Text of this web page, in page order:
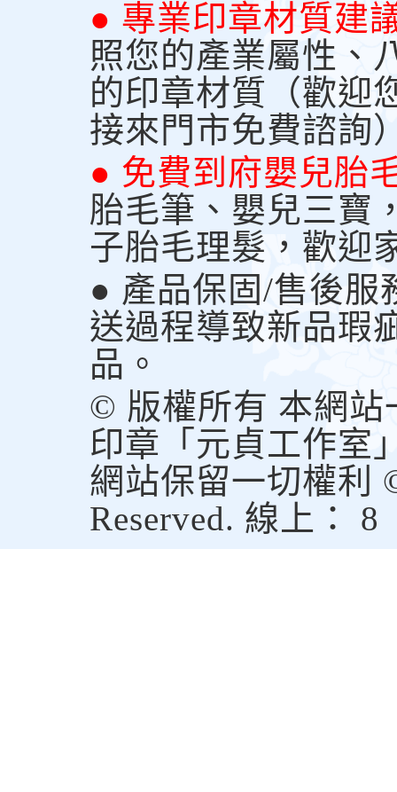
● 專業印章材質建
照您的產業屬性、
的印章材質（歡迎
接來門市免費諮詢
● 免費到府嬰兒胎
胎毛筆、嬰兒三寶
子胎毛理髮，歡迎
● 產品保固/售後服
送過程導致新品瑕
品。
© 版權所有 本網站
印章「元貞工作室
網站保留一切權利
Reserved. 線上： 8